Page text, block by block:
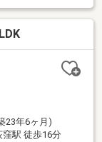
バシー性や静け
を備えた使いや
た、善福寺公
世帯にも嬉しい
らしやすさと住
23年6ヶ月)
窪駅 徒歩16分